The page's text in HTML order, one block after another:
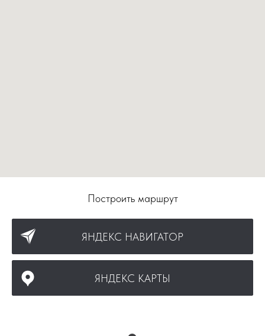
Построить маршрут
ЯНДЕКС НАВИГАТОР
ЯНДЕКС КАРТЫ